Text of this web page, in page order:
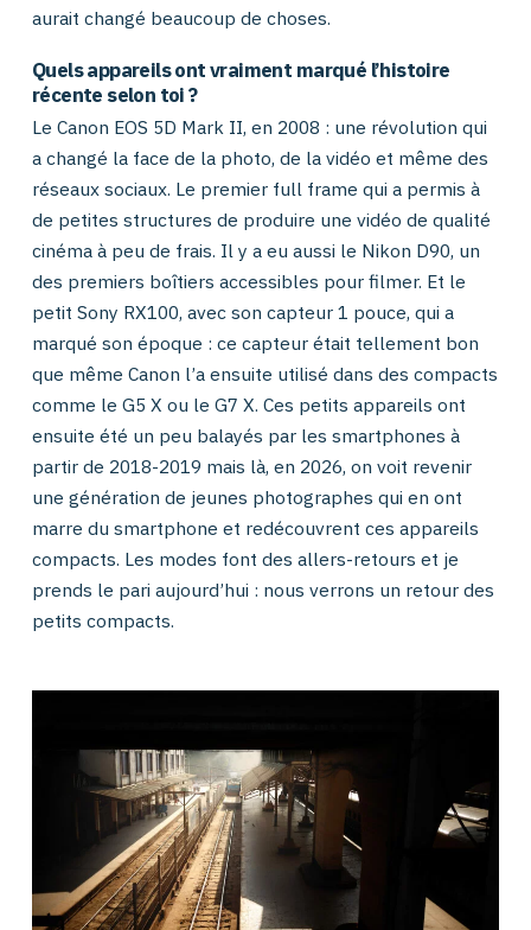
aurait changé beaucoup de choses.
Quels appareils ont vraiment marqué l’histoire
récente selon toi ?
Le Canon EOS 5D Mark II, en 2008 : une révolution qui
a changé la face de la photo, de la vidéo et même des
réseaux sociaux. Le premier full frame qui a permis à
de petites structures de produire une vidéo de qualité
cinéma à peu de frais. Il y a eu aussi le Nikon D90, un
des premiers boîtiers accessibles pour filmer. Et le
petit Sony RX100, avec son capteur 1 pouce, qui a
marqué son époque : ce capteur était tellement bon
que même Canon l’a ensuite utilisé dans des compacts
comme le G5 X ou le G7 X. Ces petits appareils ont
ensuite été un peu balayés par les smartphones à
partir de 2018-2019 mais là, en 2026, on voit revenir
une génération de jeunes photographes qui en ont
marre du smartphone et redécouvrent ces appareils
compacts. Les modes font des allers-retours et je
prends le pari aujourd’hui : nous verrons un retour des
petits compacts.